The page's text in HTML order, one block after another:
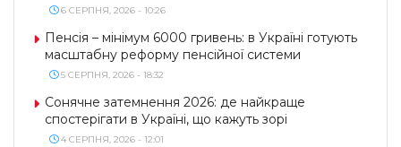
6 СЕРПНЯ, 2026 - 10:26
Пенсія – мінімум 6000 гривень: в Україні готують
масштабну реформу пенсійної системи
5 СЕРПНЯ, 2026 - 18:32
Сонячне затемнення 2026: де найкраще
спостерігати в Україні, що кажуть зорі
4 СЕРПНЯ, 2026 - 12:01